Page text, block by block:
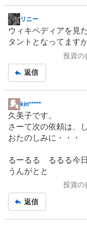
掲
示
板
リニー
ウィキペディアを見
タントとなってます
投資の
返信
掲
示
板
記
kin*****
久美子です。
さーて次の依頼は、
おたのしみに・・・
るーるる るるる今日
うんがとと
投資の
返信